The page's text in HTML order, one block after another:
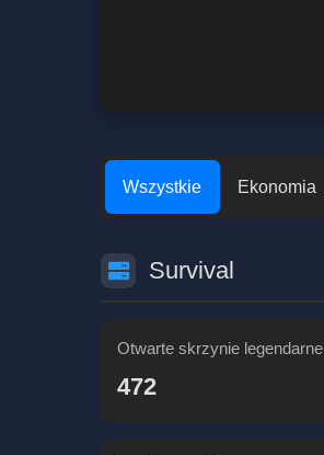
Wszystkie Ekonomia
Survival
Otwarte skrzynie legendarne
472